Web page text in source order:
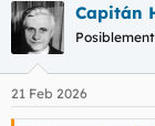
Capitán
21 Feb 2026